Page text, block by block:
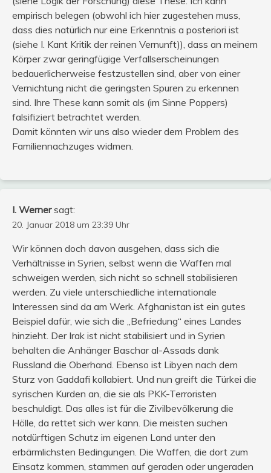
empirisch belegen (obwohl ich hier zugestehen muss,
dass dies natürlich nur eine Erkenntnis a posteriori ist
(siehe I. Kant Kritik der reinen Vernunft)), dass an meinem
Körper zwar geringfügige Verfallserscheinungen
bedauerlicherweise festzustellen sind, aber von einer
Vernichtung nicht die geringsten Spuren zu erkennen
sind. Ihre These kann somit als (im Sinne Poppers)
falsifiziert betrachtet werden.
Damit könnten wir uns also wieder dem Problem des
Familiennachzuges widmen.
I. Werner sagt:
20. Januar 2018 um 23:39 Uhr
Wir können doch davon ausgehen, dass sich die
Verhältnisse in Syrien, selbst wenn die Waffen mal
schweigen werden, sich nicht so schnell stabilisieren
werden. Zu viele unterschiedliche internationale
Interessen sind da am Werk. Afghanistan ist ein gutes
Beispiel dafür, wie sich die „Befriedung“ eines Landes
hinzieht. Der Irak ist nicht stabilisiert und in Syrien
behalten die Anhänger Baschar al-Assads dank
Russland die Oberhand. Ebenso ist Libyen nach dem
Sturz von Gaddafi kollabiert. Und nun greift die Türkei die
syrischen Kurden an, die sie als PKK-Terroristen
beschuldigt. Das alles ist für die Zivilbevölkerung die
Hölle, da rettet sich wer kann. Die meisten suchen
notdürftigen Schutz im eigenen Land unter den
erbärmlichsten Bedingungen. Die Waffen, die dort zum
Einsatz kommen, stammen auf geraden oder ungeraden